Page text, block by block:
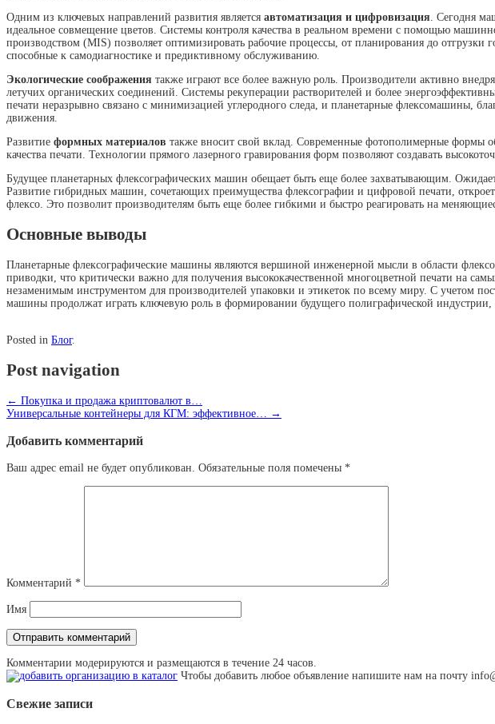
Одним из ключевых направлений развития является автоматизация и цифровизация . Сегодня
идеальное совмещение цветов. Системы контроля качества в реальном времени с помощью
производством (MIS) позволяет оптимизировать рабочие процессы, от планирования до
способные к самодиагностике и предиктивному обслуживанию.
Экологические соображения также играют все более важную роль. Производители активно
летучих органических соединений. Системы рекуперации растворителей и более
печати неразрывно связано с минимизацией углеродного следа, и планетарные флексомашины,
движения.
Развитие формных материалов также вносит свой вклад. Современные фотополимерные формы
качества печати. Технологии прямого лазерного гравирования форм позволяют создавать
Будущее планетарных флексографических машин обещает быть еще более захватывающим.
Развитие гибридных машин, сочетающих преимущества флексографии и цифровой печати,
флексо. Это позволит производителям быть еще более гибкими и быстро реагировать на
Основные выводы
Планетарные флексографические машины являются вершиной инженерной мысли в области
приводки, что критически важно для получения высококачественной многоцветной печати на
незаменимым инструментом для производителей упаковки и этикеток по всему миру. С учетом
машины продолжат играть ключевую роль в формировании будущего полиграфической
Posted in Блог.
Post navigation
← Покупка и продажа криптовалют в…
Универсальные контейнеры для КГМ: эффективное…
→
Добавить комментарий
Ваш адрес email не будет опубликован. Обязательные поля помечены *
Комментарий *
Имя
Комментарии модерируются и размещаются в течение 24 часов.
Чтобы добавить любое объявление напишите нам на почту
Свежие записи